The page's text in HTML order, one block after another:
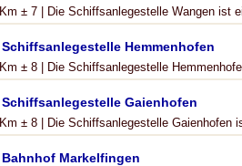
Km ± 7 | Die Schiffsanlegestelle Wangen ist
Schiffsanlegestelle Hemmenhofen
Km ± 8 | Die Schiffsanlegestelle
Schiffsanlegestelle Gaienhofen
Km ± 8 | Die Schiffsanlegestelle Gaienhofen
Bahnhof Markelfingen